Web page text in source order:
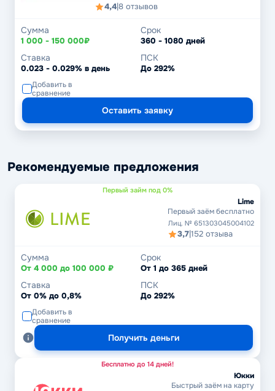
4,4|8 отзывов
Сумма
1 000 - 150 000₽
Срок
360 - 1080 дней
Ставка
0.023 - 0.029% в день
ПСК
До 292%
Добавить в
сравнение
Оставить заявку
Рекомендуемые предложения
Первый займ под 0%
Lime
Первый заём бесплатно
Лиц. № 651303045004102
3,7|152 отзыва
Сумма
От 4 000 до 100 000 ₽
Срок
От 1 до 365 дней
Ставка
От 0% до 0,8%
ПСК
До 292%
Добавить в
сравнение
Получить деньги
Бесплатно до 14 дней!
Юкки
Быстрый заём на карту